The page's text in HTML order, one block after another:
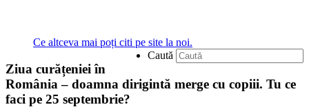
Ce altceva mai poți citi pe site la noi.
Caută
Ziua curățeniei în
România – doamna dirigintă merge cu copiii. Tu ce
faci pe 25 septembrie?